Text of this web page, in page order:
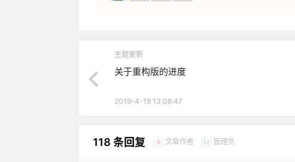
主题更新
关于重构版的进度
2019-4-19 13:08:47
118 条回复 A 文章作者 M 管理员